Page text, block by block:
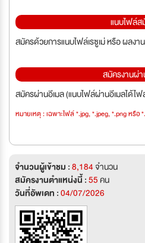
แนบไฟล์ส
สมัครด้วยการแนบไฟล์เรซูเม่ หรือ ผลงา
สมัครงานผ่า
สมัครผ่านอีเมล (แนบไฟล์ผ่านอีเมลได้ไ
หมายเหตุ : เฉพาะไฟล์ *.jpg, *.jpeg, *.png หรือ
จำนวนผู้เข้าชม :8,184จำนวน
สมัครงานตำแหน่งนี้ :55คน
วันที่อัพเดท :04/07/2026